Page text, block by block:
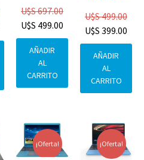
U$S697.00
U$S 499.00
AÑADIR
AL
CARRITO
U$S499.00
U$S 399.00
AÑADIR
AL
CARRITO
¡Oferta! ¡Oferta!